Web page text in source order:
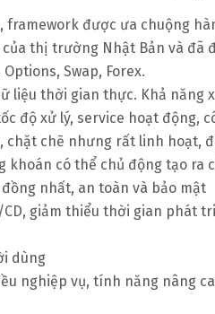
framework được ưa chuộng
thị trường Nhật Bản và
Swap, Forex.
liệu thời gian thực. Khả
độ xử lý, service hoạt
chặt chẽ nhưng rất linh hoạt,
khoán có thể chủ động tạo
nhất, an toàn và bảo mật
giảm thiểu thời gian phát
dùng
nghiệp vụ, tính năng nâng